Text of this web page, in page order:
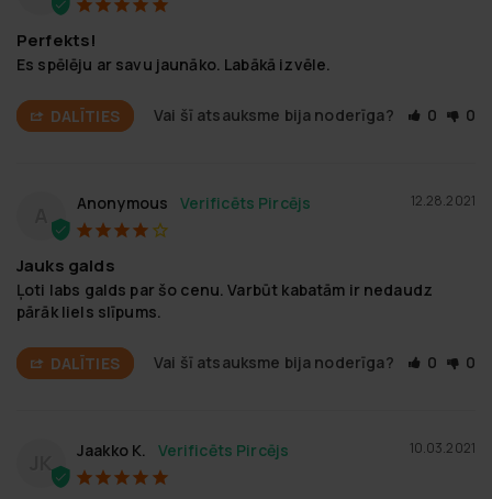
Perfekts!
Es spēlēju ar savu jaunāko. Labākā izvēle.
DALĪTIES Vai šī atsauksme bija noderīga? 0 0
12.28.2021
Anonymous
Jauks galds
Ļoti labs galds par šo cenu. Varbūt kabatām ir nedaudz
pārāk liels slīpums.
DALĪTIES Vai šī atsauksme bija noderīga? 0 0
10.03.2021
Jaakko K.